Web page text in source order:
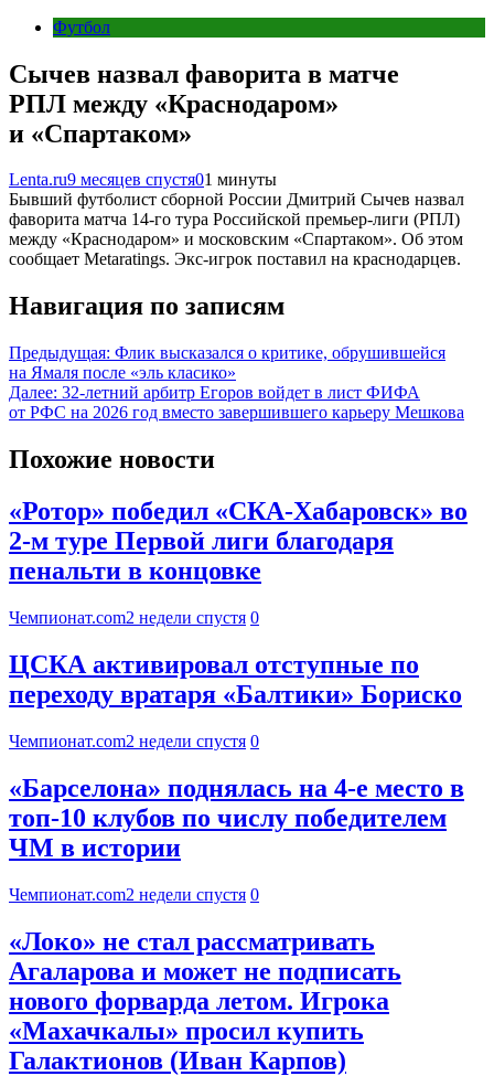
Футбол
Сычев назвал фаворита в матче
РПЛ между «Краснодаром»
и «Спартаком»
Lenta.ru9 месяцев спустя01 минуты
Бывший футболист сборной России Дмитрий Сычев назвал
фаворита матча 14-го тура Российской премьер-лиги (РПЛ)
между «Краснодаром» и московским «Спартаком». Об этом
сообщает Metaratings. Экс-игрок поставил на краснодарцев.
Навигация по записям
Предыдущая: Флик высказался о критике, обрушившейся
на Ямаля после «эль класико»
Далее: 32-летний арбитр Егоров войдет в лист ФИФА
от РФС на 2026 год вместо завершившего карьеру Мешкова
Похожие новости
«Ротор» победил «СКА-Хабаровск» во
2-м туре Первой лиги благодаря
пенальти в концовке
Чемпионат.com2 недели спустя 0
ЦСКА активировал отступные по
переходу вратаря «Балтики» Бориско
Чемпионат.com2 недели спустя 0
«Барселона» поднялась на 4-е место в
топ-10 клубов по числу победителем
ЧМ в истории
Чемпионат.com2 недели спустя 0
«Локо» не стал рассматривать
Агаларова и может не подписать
нового форварда летом. Игрока
«Махачкалы» просил купить
Галактионов (Иван Карпов)